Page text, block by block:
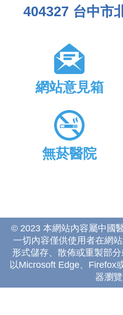
404327 台中市
網站意見箱
無菸醫院
© 2023 本網站內容屬中國
一切內容僅供使用者在網
形式儲存、散佈或重製部
以Microsoft Edge、Firefox
器瀏覽